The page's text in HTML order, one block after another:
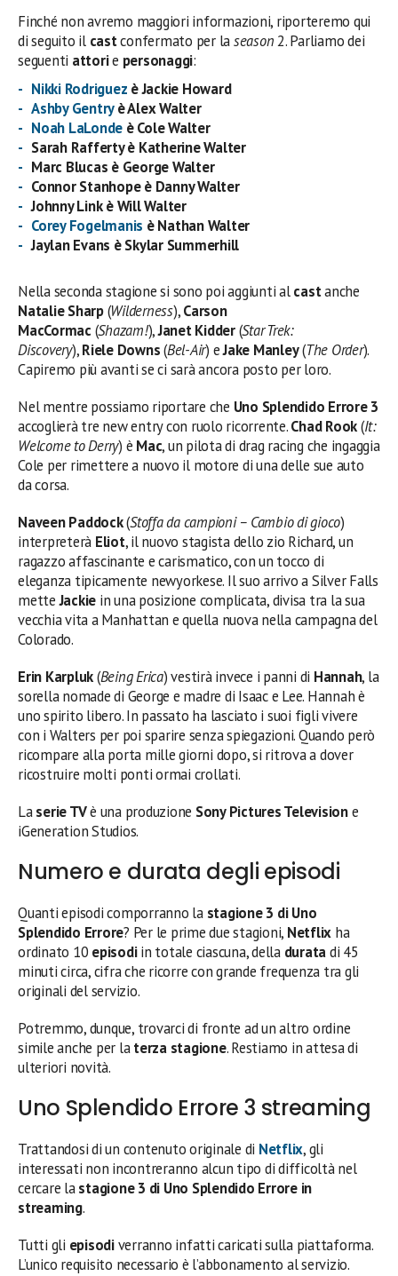
Finché non avremo maggiori informazioni, riporteremo qui
di seguito il castconfermato per laseason2. Parliamo dei
seguenti attorie personaggi:
Nikki Rodriguez è Jackie Howard
Ashby Gentryè Alex Walter
Noah LaLonde è Cole Walter
Sarah Rafferty è Katherine Walter
Marc Blucas è George Walter
Connor Stanhope è Danny Walter
Johnny Link è Will Walter
Corey Fogelmanis è Nathan Walter
Jaylan Evans è Skylar Summerhill
Nella seconda stagione si sono poi aggiunti alcastanche
Natalie Sharp(Wilderness),Carson
MacCormac (Shazam!),Janet Kidder(Star Trek:
Discovery),Riele Downs(Bel-Air) eJake Manley(The Order).
Capiremo più avanti se ci sarà ancora posto per loro.
Nel mentre possiamo riportare che Uno Splendido Errore 3
accoglierà tre new entry con ruolo ricorrente.Chad Rook(It:
Welcome to Derry) è Mac, un pilota di drag racing che ingaggia
Cole per rimettere a nuovo il motore di una delle sue auto
da corsa.
Naveen Paddock(Stoffa da campioni – Cambio di gioco)
interpreterà Eliot, il nuovo stagista dello zio Richard, un
ragazzo affascinante e carismatico, con un tocco di
eleganza tipicamente newyorkese. Il suo arrivo a Silver Falls
metteJackie in una posizione complicata, divisa tra la sua
vecchia vita a Manhattan e quella nuova nella campagna del
Colorado.
Erin Karpluk(Being Erica) vestirà invece i panni di Hannah, la
sorella nomade di George e madre di Isaac e Lee. Hannah è
uno spirito libero. In passato ha lasciato i suoi figli vivere
con i Walters per poi sparire senza spiegazioni. Quando però
ricompare alla porta mille giorni dopo, si ritrova a dover
ricostruire molti ponti ormai crollati.
Laserie TVè una produzione Sony Pictures Televisione
iGeneration Studios.
Numero e durata degli episodi
Quanti episodi comporranno la stagione 3 di Uno
Splendido Errore? Per le prime due stagioni, Netflix ha
ordinato 10 episodiin totale ciascuna, della duratadi 45
minuti circa, cifra che ricorre con grande frequenza tra gli
originali del servizio.
Potremmo, dunque, trovarci di fronte ad un altro ordine
simile anche per laterza stagione. Restiamo in attesa di
ulteriori novità.
Uno Splendido Errore 3 streaming
Trattandosi di un contenuto originale di Netflix, gli
interessati non incontreranno alcun tipo di difficoltà nel
cercare lastagione 3 di Uno Splendido Errore in
streaming.
Tutti gli episodiverranno infatti caricati sulla piattaforma.
L’unico requisito necessario è l’abbonamento al servizio.